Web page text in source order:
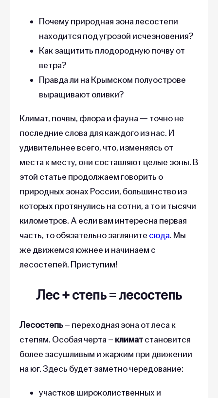
Почему природная зона лесостепи
находится под угрозой исчезновения?
Как защитить плодородную почву от
ветра?
Правда ли на Крымском полуострове
выращивают оливки?
Климат, почвы, флора и фауна — точно не
последние слова для каждого из нас. И
удивительнее всего, что, изменяясь от
места к месту, они составляют целые зоны. В
этой статье продолжаем говорить о
природных зонах России, большинство из
которых протянулись на сотни, а то и тысячи
километров. А если вам интересна первая
часть, то обязательно загляните сюда. Мы
же движемся южнее и начинаем с
лесостепей. Приступим!
Лес + степь = лесостепь
Лесостепь– переходная зона от леса к
степям. Особая черта – климатстановится
более засушливым и жарким при движении
на юг. Здесь будет заметно чередование:
участков широколиственных и